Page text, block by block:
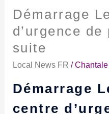
Démarrage
d’urgence
suite
Local News FR /
Démarrage
centre
Démarrage
Lean
d’un
centre
d’urgence
pédiatrie